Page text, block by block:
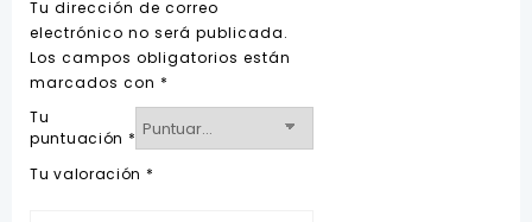
Tu dirección de correo
electrónico no será publicada.
Los campos obligatorios están
marcados con *
Tu
puntuación *
Tu valoración *